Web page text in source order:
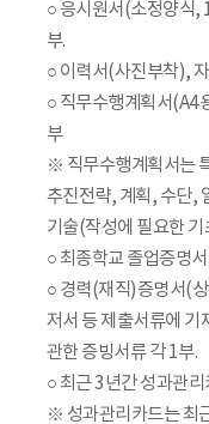
○ 응시원서(소정양식,
부.
○ 이력서(사진부착),
○ 직무수행계획서(A4
부
※ 직무수행계획서는
추진전략, 계획, 수단,
기술(작성에 필요한
○ 최종학교 졸업증명
○ 경력(재직)증명서(
저서 등 제출서류에 기
관한 증빙서류 각 1부.
○ 최근 3년간 성과관
※ 성과관리카드는 최